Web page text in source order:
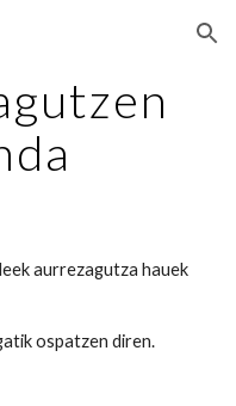
Skip to navigation
aurrezagutza hauek
ospatzen diren.